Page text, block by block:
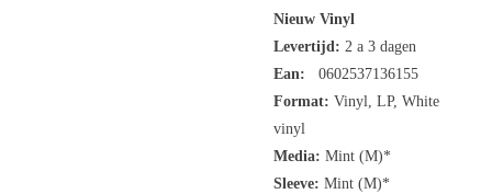
Nieuw Vinyl
Levertijd: 2 a 3 dagen
Ean:
0602537136155
Format: Vinyl, LP, White
vinyl
Media: Mint (M)*
Sleeve: Mint (M)*